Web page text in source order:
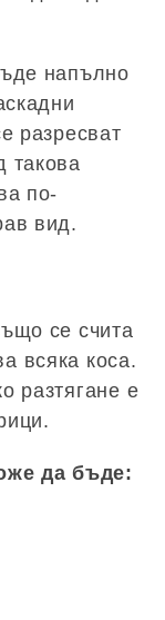
напълно
разресват
такова
по-
вид.
се счита
всяка коса.
разтягане е
да бъде: